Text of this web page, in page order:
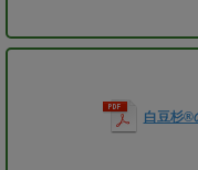
白豆杉®